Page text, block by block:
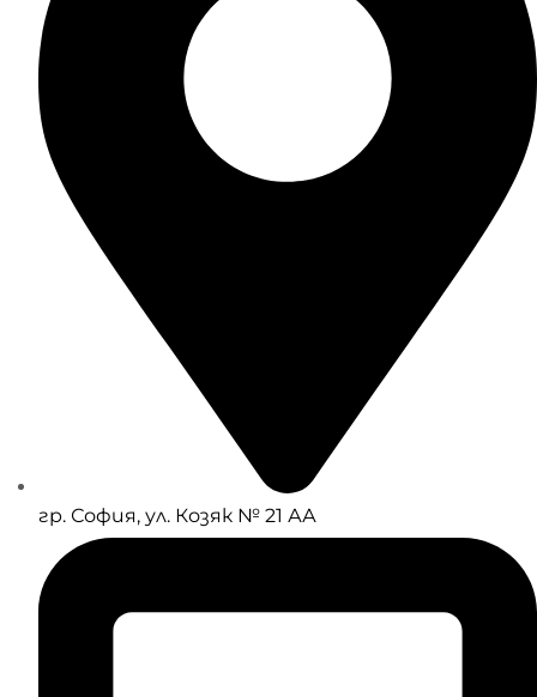
гр. София, ул. Козяк № 21 АА